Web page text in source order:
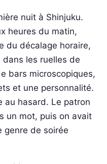
nuit à Shinjuku.
heures du matin,
du décalage horaire,
les ruelles de
bars microscopiques,
et une personnalité.
au hasard. Le patron
un mot, puis on avait
genre de soirée